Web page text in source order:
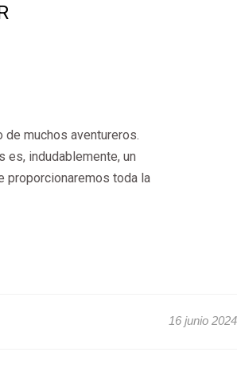
muchos aventureros.
indudablemente, un
proporcionaremos toda la
16 junio 2024